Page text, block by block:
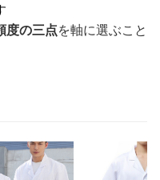
度の三点を軸に選ぶこと